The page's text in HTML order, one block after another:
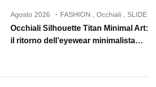
Agosto 2026 FASHION ,Occhiali , SLIDE
Occhiali Silhouette Titan Minimal Art:
il ritorno dell’eyewear minimalista